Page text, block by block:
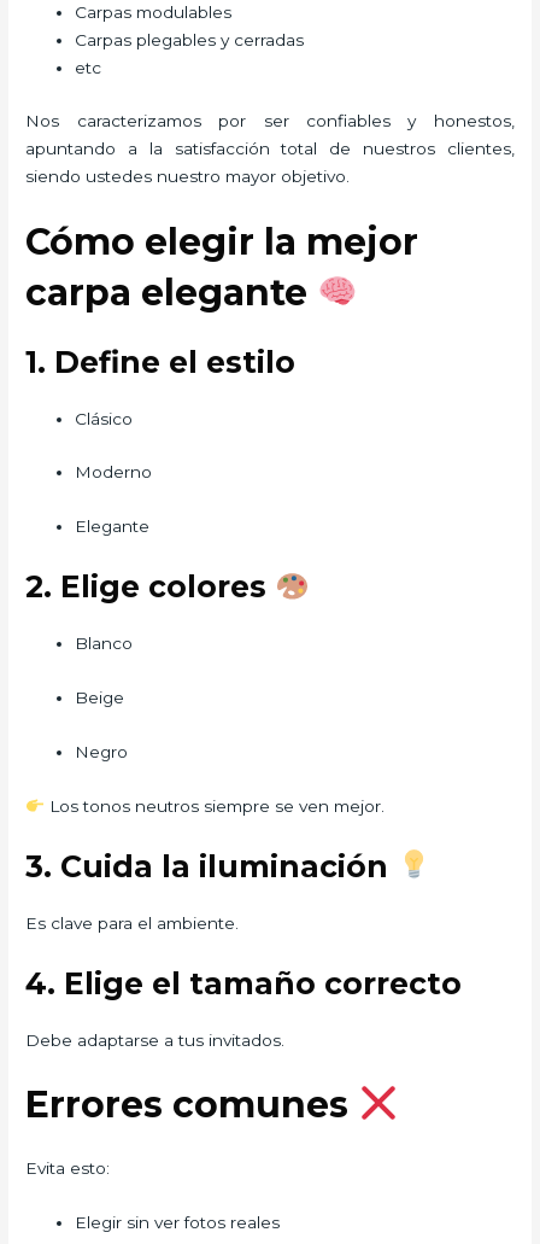
Carpas modulables
Carpas plegables y cerradas
etc
Nos caracterizamos por ser confiables y honestos,
apuntando a la satisfacción total de nuestros clientes,
siendo ustedes nuestro mayor objetivo.
Cómo elegir la mejor
carpa elegante
1. Define el estilo
Clásico
Moderno
Elegante
2. Elige colores
Blanco
Beige
Negro
Los tonos neutros siempre se ven mejor.
3. Cuida la iluminación
Es clave para el ambiente.
4. Elige el tamaño correcto
Debe adaptarse a tus invitados.
Errores comunes
Evita esto:
Elegir sin ver fotos reales